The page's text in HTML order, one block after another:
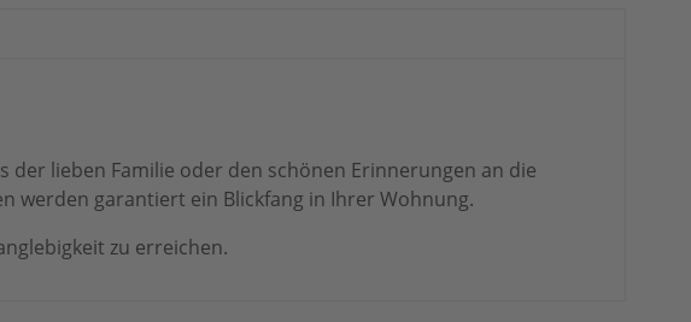
lieben Familie oder den schönen Erinnerungen an die
werden garantiert ein Blickfang in Ihrer Wohnung.
zu erreichen.